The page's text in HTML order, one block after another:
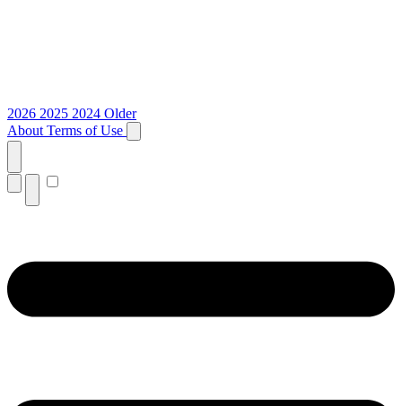
2026 2025 2024 Older
About Terms of Use